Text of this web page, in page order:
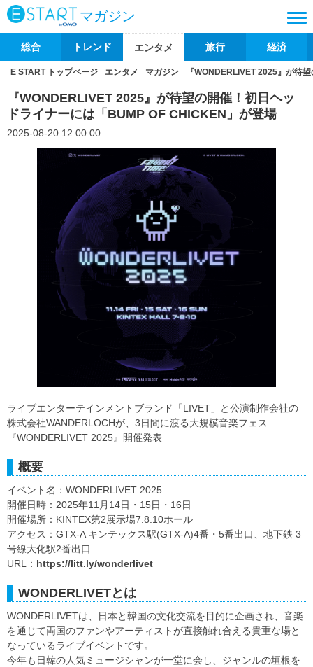
マガジン
総合 トレンド エンタメ 旅行 経済
E START トップページ エンタメ マガジン 『WONDERLIVET 2025』が待
『WONDERLIVET 2025』が待望の開催！初日ヘッ
ドライナーには「BUMP OF CHICKEN」が登場
2025-08-20 12:00:00
ライブエンターテインメントブランド「LIVET」と公演制作会社の
株式会社WANDERLOCHが、3日間に渡る大規模音楽フェス
『WONDERLIVET 2025』開催発表
概要
イベント名：WONDERLIVET 2025
開催日時：2025年11月14日・15日・16日
開催場所：KINTEX第2展示場7.8.10ホール
アクセス：GTX-A キンテックス駅(GTX-A)4番・5番出口、地下鉄 3
号線大化駅2番出口
URL： https://litt.ly/wonderlivet
WONDERLIVETとは
WONDERLIVETは、日本と韓国の文化交流を目的に企画され、音楽
を通じて両国のファンやアーティストが直接触れ合える貴重な場と
なっているライブイベントです。
今年も日韓の人気ミュージシャンが一堂に会し、ジャンルの垣根を